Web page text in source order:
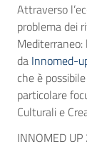
Attraverso
problema dei
da Innomed-
che è
particolare
Culturali e
INNOMED UP